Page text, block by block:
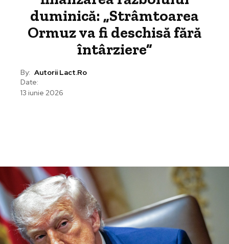
duminică: „Strâmtoarea
Ormuz va fi deschisă fără
întârziere”
By: Autorii Lact.ro
Date:
13 iunie 2026